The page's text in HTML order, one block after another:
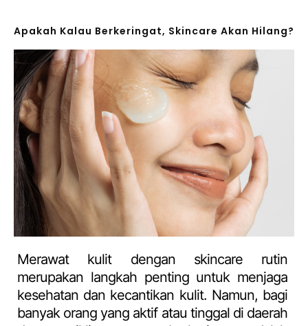
Apakah Kalau Berkeringat, Skincare Akan Hilang?
Merawat kulit dengan skincare rutin
merupakan langkah penting untuk menjaga
kesehatan dan kecantikan kulit. Namun, bagi
banyak orang yang aktif atau tinggal di daerah